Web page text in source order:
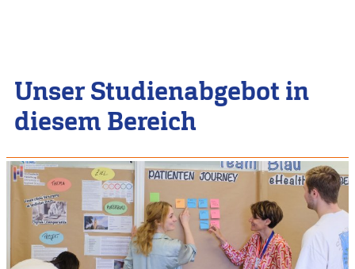
Unser Studienabgebot in
diesem Bereich